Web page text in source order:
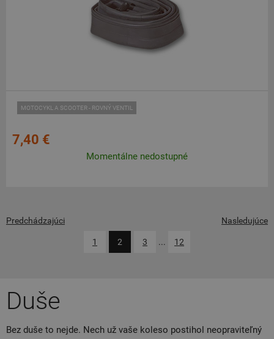
MOTOCYKL A SCOOTER - ROVNÝ VENTIL
7,40 €
Momentálne nedostupné
Predchádzajúci
1 2 3 ... 12
Nasledujúce
Duše
Bez duše to nejde. Nech už vaše koleso postihol neopraviteľný